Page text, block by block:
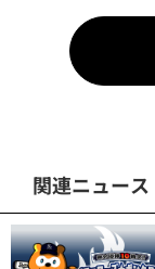
関連ニュース